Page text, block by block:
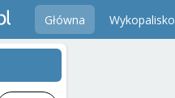
Główna Wykopalisko